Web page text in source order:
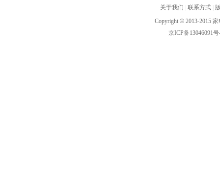
关于我们 联系方式
Copyright © 2013-2015
京ICP备13046091号